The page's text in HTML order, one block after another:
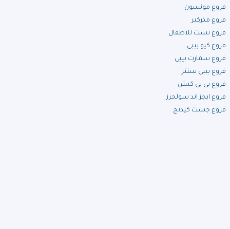
فروع مونسون
فروع مذركير
فروع نست للاطفال
فروع كيو بيبى
فروع سمارت بيبى
فروع بيبى سنتر
فروع بى بى كيش
فروع ايجز اند سولجرز
فروع جست كيدنج